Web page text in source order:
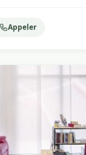
Appeler